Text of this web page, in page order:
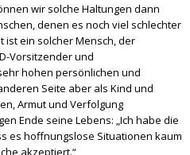
wir solche Haltungen dann
denen es noch viel schlechter
ist ein solcher Mensch, der
Vorsitzender und
hohen persönlichen und
Seite aber als Kind und
Armut und Verfolgung
Ende seine Lebens: „Ich habe die
es hoffnungslose Situationen kaum